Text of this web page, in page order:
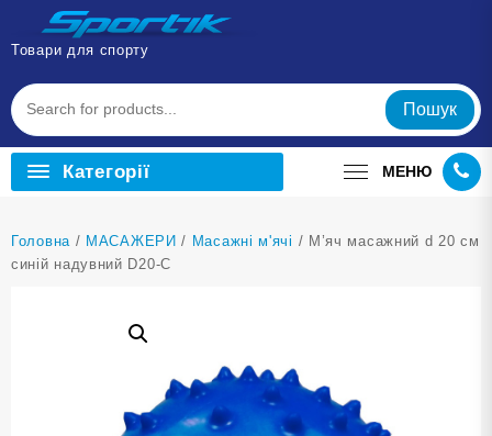
Перейти
вмісту
Товари для спорту
Пошук
Категорії МЕНЮ
Головна / МАСАЖЕРИ / Масажні м'ячі / М’яч масажний d 20 см
синій надувний D20-С